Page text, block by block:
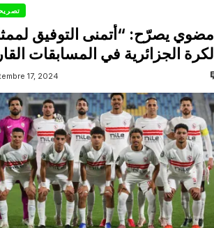
مضوي يصرّح: “أتمنى التوفيق
17, 2024